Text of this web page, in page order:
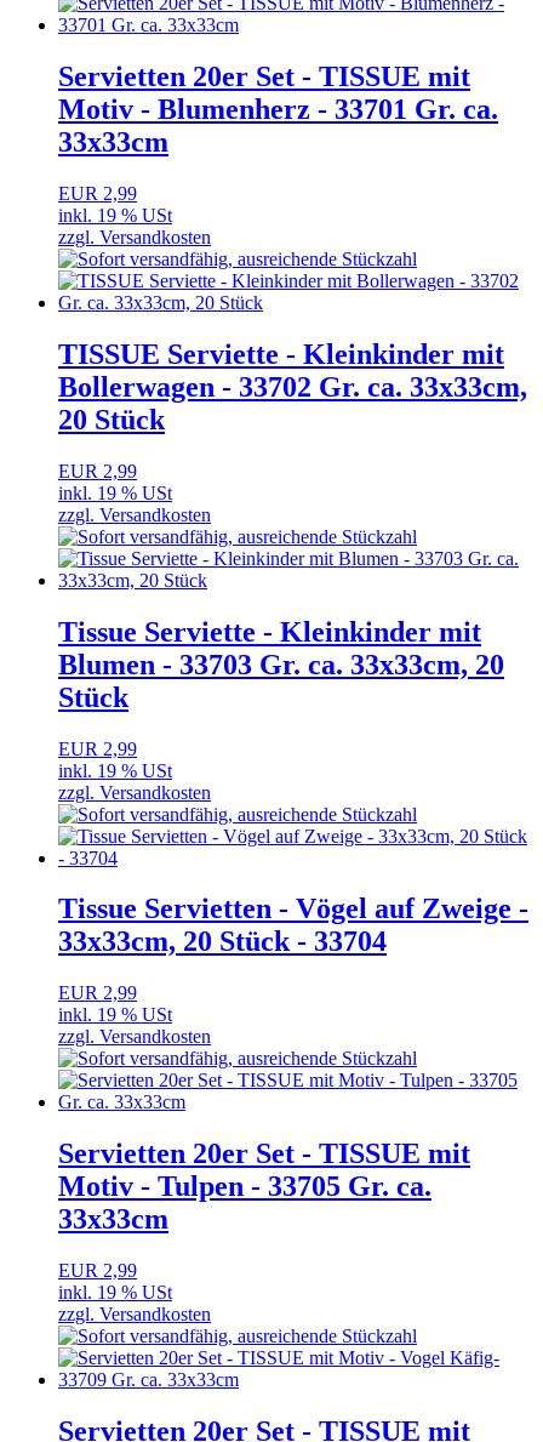
Servietten 20er Set - TISSUE mit
Motiv - Blumenherz - 33701 Gr. ca.
33x33cm
EUR 2,99
inkl. 19 % USt
zzgl. Versandkosten
TISSUE Serviette - Kleinkinder mit
Bollerwagen - 33702 Gr. ca. 33x33cm,
20 Stück
EUR 2,99
inkl. 19 % USt
zzgl. Versandkosten
Tissue Serviette - Kleinkinder mit
Blumen - 33703 Gr. ca. 33x33cm, 20
Stück
EUR 2,99
inkl. 19 % USt
zzgl. Versandkosten
Tissue Servietten - Vögel auf Zweige -
33x33cm, 20 Stück - 33704
EUR 2,99
inkl. 19 % USt
zzgl. Versandkosten
Servietten 20er Set - TISSUE mit
Motiv - Tulpen - 33705 Gr. ca.
33x33cm
EUR 2,99
inkl. 19 % USt
zzgl. Versandkosten
Servietten 20er Set - TISSUE mit